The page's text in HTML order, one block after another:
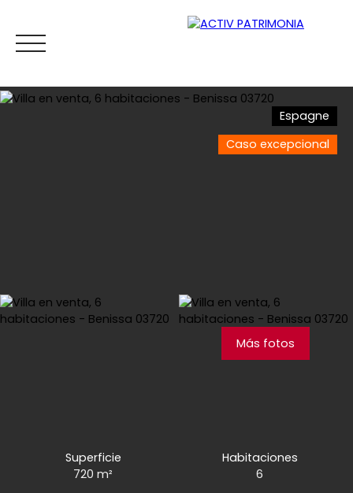
Espagne
Caso excepcional
Más fotos
Superficie
720m²
Habitaciones
6